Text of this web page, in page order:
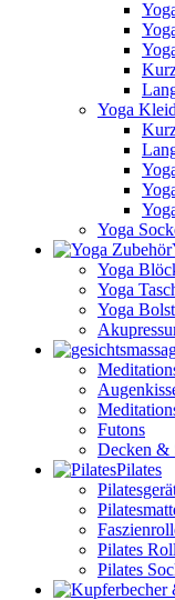
Yoga
Yoga
Yoga
Yoga
Yoga
Futons
Decken &
Pilates
Pilates
Pilates